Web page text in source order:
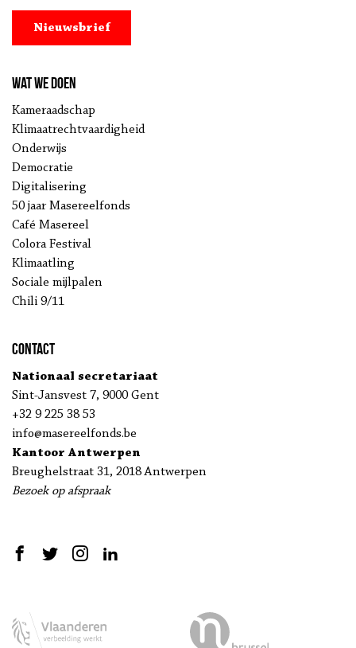
Nieuwsbrief
Wat we doen
Kameraadschap
Klimaatrechtvaardigheid
Onderwijs
Democratie
Digitalisering
50 jaar Masereelfonds
Café Masereel
Colora Festival
Klimaatling
Sociale mijlpalen
Chili 9/11
Contact
Nationaal secretariaat
Sint-Jansvest 7, 9000 Gent
+32 9 225 38 53
info@masereelfonds.be
Kantoor Antwerpen
Breughelstraat 31, 2018 Antwerpen
Bezoek op afspraak